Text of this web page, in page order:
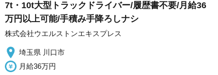
7t・10t大型トラックドライバー/履歴書不要/月給36
万円以上可能/手積み手降ろしナシ
株式会社ウエルストンエキスプレス
埼玉県 川口市
月給36万円